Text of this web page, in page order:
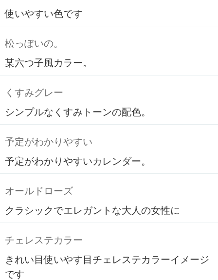
使いやすい色です
松っぽいの。
某六つ子風カラー。
くすみグレー
シンプルなくすみトーンの配色。
予定がわかりやすい
予定がわかりやすいカレンダー。
オールドローズ
クラシックでエレガントな大人の女性に
チェレステカラー
きれい目使いやす目チェレステカラーイメージ
です